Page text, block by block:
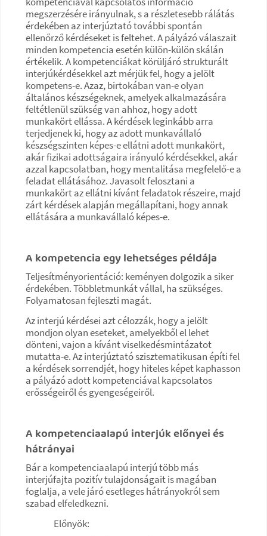
megszerzésére irányulnak, s a részletesebb rálátás
érdekében az interjúztató további spontán
ellenőrző kérdéseket is feltehet. A pályázó válaszait
minden kompetencia esetén külön-külön skálán
értékelik. A kompetenciákat körüljáró strukturált
interjúkérdésekkel azt mérjük fel, hogy a jelölt
kompetens-e. Azaz, birtokában van-e olyan
általános készségeknek, amelyek alkalmazására
feltétlenül szükség van ahhoz, hogy adott
munkakört ellássa. A kérdések leginkább arra
terjedjenek ki, hogy az adott munkavállaló
készségszinten képes-e ellátni adott munkakört,
akár fizikai adottságaira irányuló kérdésekkel, akár
azzal kapcsolatban, hogy mentalitása megfelelő-e a
feladat ellátásához. Javasolt felosztani a
munkakört az ellátni kívánt feladatok részeire, majd
zárt kérdések alapján megállapítani, hogy annak
ellátására a munkavállaló képes-e.
A kompetencia egy lehetséges példája
Teljesítményorientáció: keményen dolgozik a siker
érdekében. Többletmunkát vállal, ha szükséges.
Folyamatosan fejleszti magát.
Az interjú kérdései azt célozzák, hogy a jelölt
mondjon olyan eseteket, amelyekből el lehet
dönteni, vajon a kívánt viselkedésmintázatot
mutatta-e. Az interjúztató szisztematikusan építi fel
a kérdések sorrendjét, hogy hiteles képet kaphasson
a pályázó adott kompetenciával kapcsolatos
erősségeiről és gyengeségeiről.
A kompetenciaalapú interjúk előnyei és
hátrányai
Bár a kompetenciaalapú interjú több más
interjúfajta pozitív tulajdonságait is magában
foglalja, a vele járó esetleges hátrányokról sem
szabad elfeledkezni.
Előnyök: